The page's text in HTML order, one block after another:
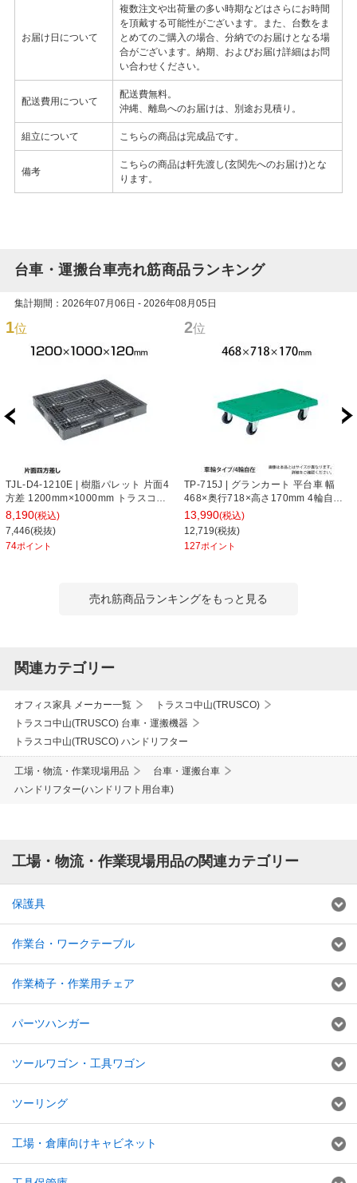
お届け日について
複数注文や出荷量の多い時期などはさらにお時間
を頂戴する可能性がございます。また、台数をま
とめてのご購入の場合、分納でのお届けとなる場
合がございます。納期、およびお届け詳細はお問
い合わせください。
配送費用について
配送費無料。
沖縄、離島へのお届けは、別途お見積り。
組立について こちらの商品は完成品です。
備考
こちらの商品は軒先渡し(玄関先へのお届け)とな
ります。
台車・運搬台車売れ筋商品ランキング
集計期間：2026年07月06日 - 2026年08月05日
1位
TJL-D4-1210E | 樹脂パレット 片面4
方差 1200mm×1000mm トラスコ中
山 (TRUSCO)
8,190(税込)
7,446(税抜)
74ポイント
2位
TP-715J | グランカート 平台車 幅
468×奥行718×高さ170mm 4輪自在
トラスコ中山 (TRUSCO) / 489-3034
13,990(税込)
12,719(税抜)
127ポイント
売れ筋商品ランキングをもっと見る
関連カテゴリー
オフィス家具 メーカー一覧
トラスコ中山(TRUSCO)
トラスコ中山(TRUSCO) 台車・運搬機器
トラスコ中山(TRUSCO) ハンドリフター
工場・物流・作業現場用品
台車・運搬台車
ハンドリフター(ハンドリフト用台車)
工場・物流・作業現場用品の関連カテゴリー
保護具
作業台・ワークテーブル
作業椅子・作業用チェア
パーツハンガー
ツールワゴン・工具ワゴン
ツーリング
工場・倉庫向けキャビネット